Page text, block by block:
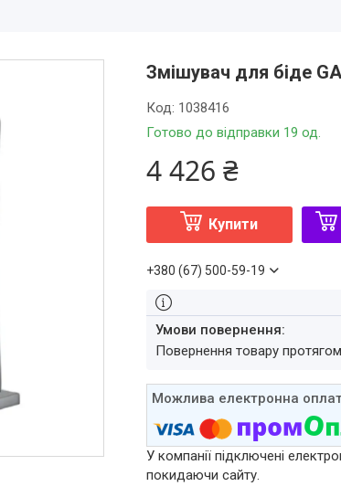
Змішувач для біде
Готово до відправки 19 од.
Код: 1038416
4 426 ₴
Купити
+380 (67) 500-59-19
повернення товару
У компанії підключені
покидаючи сайту.